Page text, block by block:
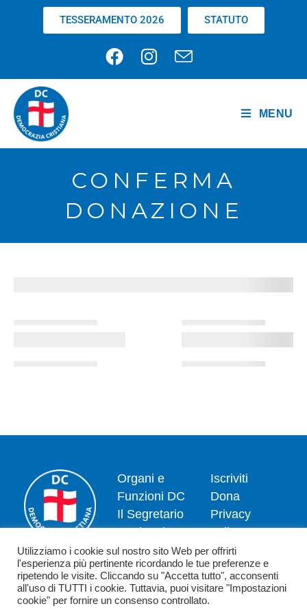
TESSERAMENTO 2026 STATUTO
MENU
CONFERMA
DONAZIONE
Organi e
Funzioni DC
Il Segretario
Nazionale
Dipartimenti
News
Contatti
Iscriviti
Dona
Privacy
policy
Politica dei
cookie
Utilizziamo i cookie sul nostro sito Web per offrirti
l'esperienza più pertinente ricordando le tue preferenze e
ripetendo le visite. Cliccando su "Accetta tutto", acconsenti
all'uso di TUTTI i cookie. Tuttavia, puoi visitare "Impostazioni
cookie" per fornire un consenso controllato.